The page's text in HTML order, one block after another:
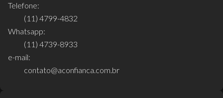
Telefone:
(11) 4799-4832
Whatsapp:
(11) 4739-8933
e-mail:
contato@aconfianca.com.br